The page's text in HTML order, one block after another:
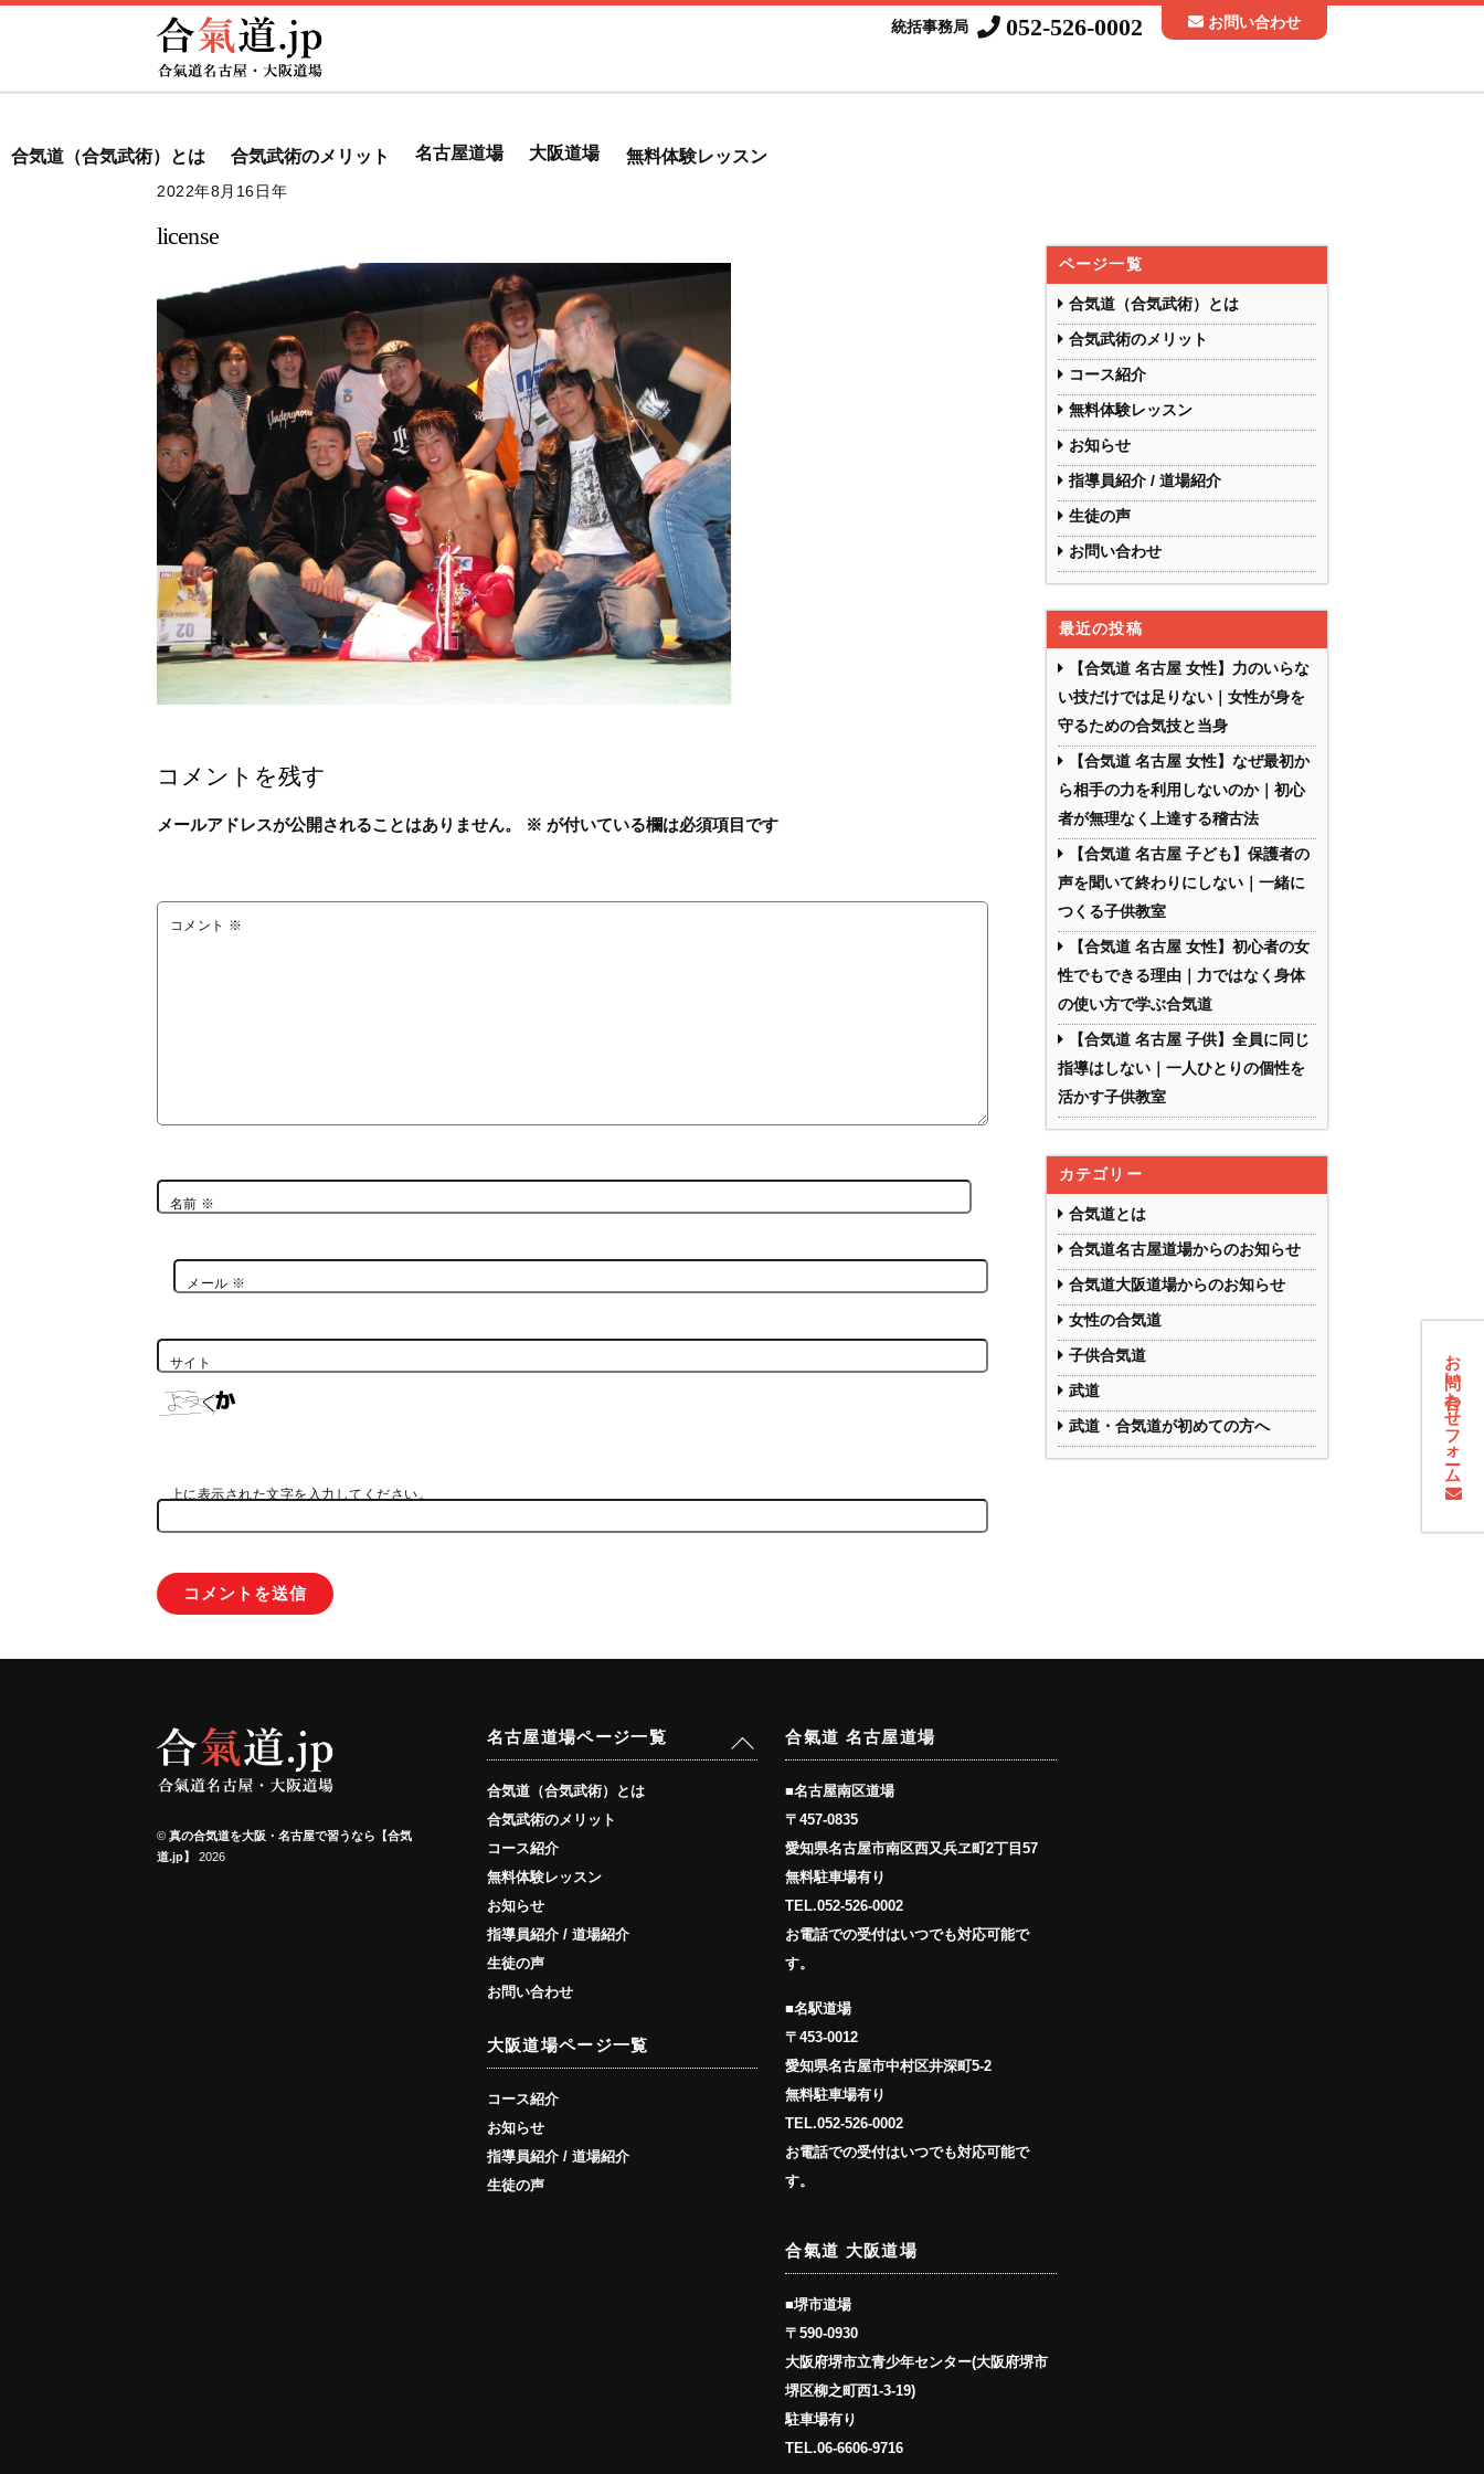
Skip
統括事務局 052-526-0002 お問い合わせ
お問い合わせフォーム
合気道（合気武術）とは 合気武術のメリット 名古屋道場 大阪道場 無料体験レッスン
2022年8月16日
license
コメントを残す
メールアドレスが公開されることはありません。 ※ が付いている欄は必須項目です
コメント ※
名前 ※
メール ※
サイト
上に表示された文字を入力してください。
ページ一覧
合気道（合気武術）とは
合気武術のメリット
コース紹介
無料体験レッスン
お知らせ
指導員紹介 / 道場紹介
生徒の声
お問い合わせ
最近の投稿
【合気道 名古屋 女性】力のいらな
い技だけでは足りない｜女性が身を
守るための合気技と当身
【合気道 名古屋 女性】なぜ最初か
ら相手の力を利用しないのか｜初心
者が無理なく上達する稽古法
【合気道 名古屋 子ども】保護者の
声を聞いて終わりにしない｜一緒に
つくる子供教室
【合気道 名古屋 女性】初心者の女
性でもできる理由｜力ではなく身体
の使い方で学ぶ合気道
【合気道 名古屋 子供】全員に同じ
指導はしない｜一人ひとりの個性を
活かす子供教室
カテゴリー
合気道とは
合気道名古屋道場からのお知らせ
合気道大阪道場からのお知らせ
女性の合気道
子供合気道
武道
武道・合気道が初めての方へ
Back
To
© 真の合気道を大阪・名古屋で習うなら【合気
道.jp】
2026
名古屋道場ページ一覧
合気道（合気武術）とは
合気武術のメリット
コース紹介
無料体験レッスン
お知らせ
指導員紹介 / 道場紹介
生徒の声
お問い合わせ
大阪道場ページ一覧
コース紹介
お知らせ
指導員紹介 / 道場紹介
生徒の声
合氣道 名古屋道場
■名古屋南区道場
〒457-0835
愛知県名古屋市南区西又兵ヱ町2丁目57
無料駐車場有り
TEL.052-526-0002
お電話での受付はいつでも対応可能で
す。
■名駅道場
〒453-0012
愛知県名古屋市中村区井深町5-2
無料駐車場有り
TEL.052-526-0002
お電話での受付はいつでも対応可能で
す。
合氣道 大阪道場
■堺市道場
〒590-0930
大阪府堺市立青少年センター(大阪府堺市
堺区柳之町西1-3-19)
駐車場有り
TEL.06-6606-9716